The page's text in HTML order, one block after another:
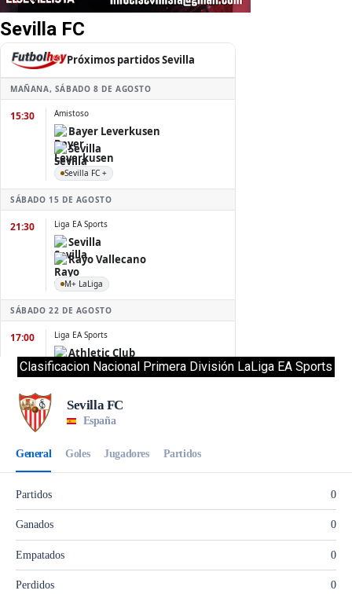
Sevilla FC
Clasificacion Nacional Primera División LaLiga EA Sports